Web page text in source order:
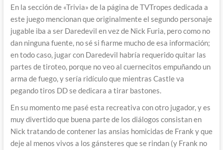
En la sección de «Trivia» de la página de TVTropes dedicada a
este juego mencionan que originalmente el segundo personaje
jugable iba a ser Daredevil en vez de Nick Furia, pero como no
dan ninguna fuente, no sé si fiarme mucho de esa información;
en todo caso, jugar con Daredevil habría requerido quitar las
partes de tiroteo, porque no veo al cuernecitos empuñando un
arma de fuego, y sería ridículo que mientras Castle va
pegando tiros DD se dedicara a tirar bastones.
En su momento me pasé esta recreativa con otro jugador, y es
muy divertido que buena parte de los diálogos consistan en
Nick tratando de contener las ansias homicidas de Frank y que
deje al menos vivos a los gánsteres que se rindan (y Frank no